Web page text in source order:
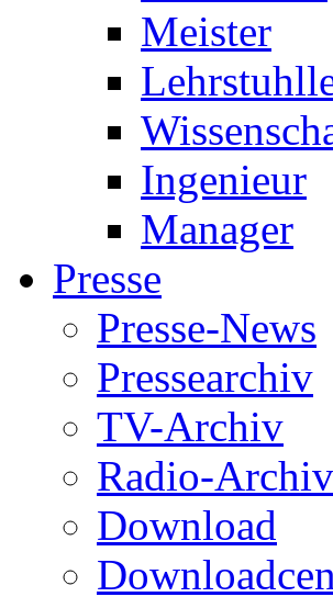
Meister
Ingenieur
Manager
Presse
Presse-News
Pressearchiv
TV-Archiv
Radio-Archiv
Download